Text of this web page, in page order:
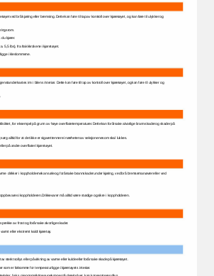
eller på andre overflater i kjøretøyet.
ved brå kjøring eller bremsing. Dette kan føre til tap av kontroll over kjøretøyet, og kan føre til ulykker og
for eksempel på grunn av høye overflatetemperaturer. Dette kan forårsake alvorlige brannskader og skader på
varmt eller ekstremt kaldt kjøretøy.
som er følsomme for temperatur ligge i kjøretøyets interiør.
5,5 lbs), fra frakkkrokene i kjøretøyet.
sørg alltid for at det ikke er sigarettennere i nærheten av seksjonene som skal lukkes.
oppbevares i koppholderen. Drikkevarer må alltid være stødige og sikre i koppholderen.
sprekke av frost og forårsake alvorlige skader.
ligge i kleslommene.
drikker i koppholderne kan søle og forårsake brannskader under kjøring, ved brå bremsemanøvrer eller ved
kastes inn i bilens interiør. Dette kan føre til tap av kontroll over kjøretøyet, og kan føre til ulykker og
du kjører.
av sterkt sollys eller påvirkning av varme eller kulde eller forårsake skade på kjøretøyet.